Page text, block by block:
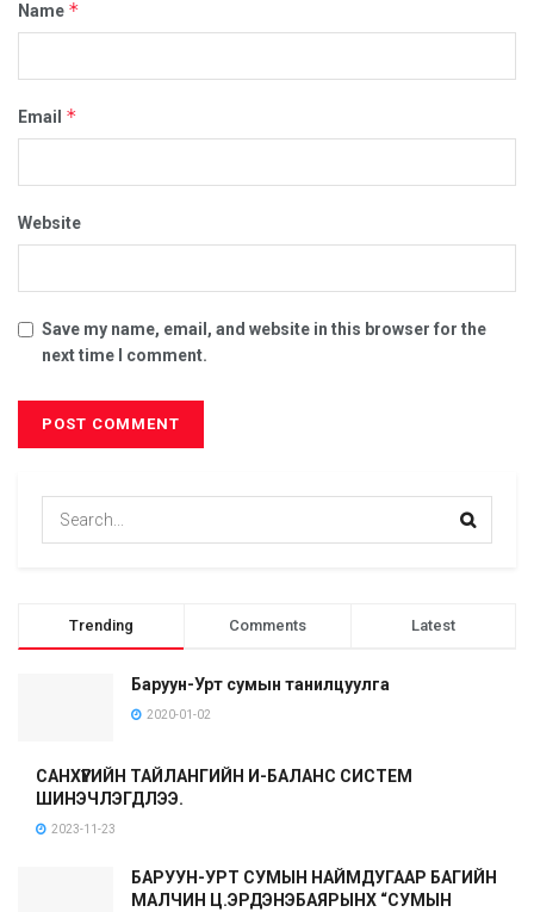
Name *
Email *
Website
Save my name, email, and website in this browser for the
next time I comment.
Trending Comments Latest
Баруун-Урт сумын танилцуулга
2020-01-02
САНХҮҮГИЙН ТАЙЛАНГИЙН И-БАЛАНС СИСТЕМ
ШИНЭЧЛЭГДЛЭЭ.
2023-11-23
БАРУУН-УРТ СУМЫН НАЙМДУГААР БАГИЙН
МАЛЧИН Ц.ЭРДЭНЭБАЯРЫНХ “СУМЫН